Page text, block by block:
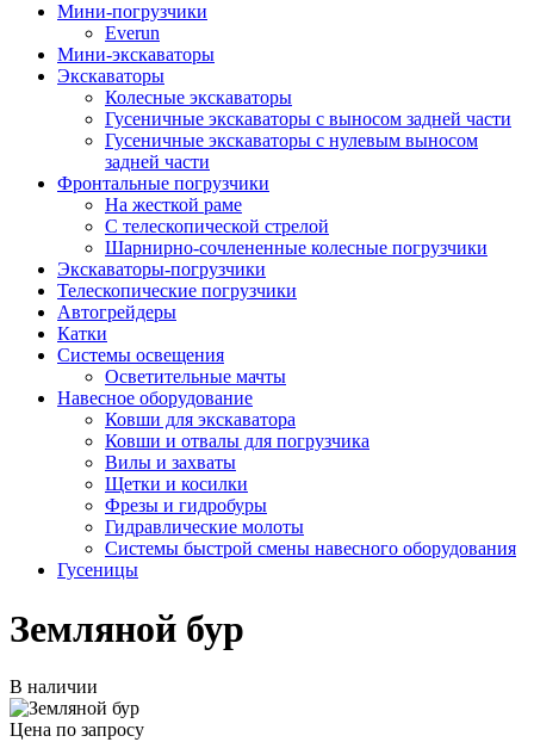
Мини-погрузчики
Everun
Мини-экскаваторы
Экскаваторы
Колесные экскаваторы
Гусеничные экскаваторы с выносом задней части
Гусеничные экскаваторы с нулевым выносом
задней части
Фронтальные погрузчики
На жесткой раме
С телескопической стрелой
Шарнирно-сочлененные колесные погрузчики
Экскаваторы-погрузчики
Телескопические погрузчики
Автогрейдеры
Катки
Системы освещения
Осветительные мачты
Навесное оборудование
Ковши для экскаватора
Ковши и отвалы для погрузчика
Вилы и захваты
Щетки и косилки
Фрезы и гидробуры
Гидравлические молоты
Системы быстрой смены навесного оборудования
Гусеницы
Земляной бур
В наличии
Цена по запросу